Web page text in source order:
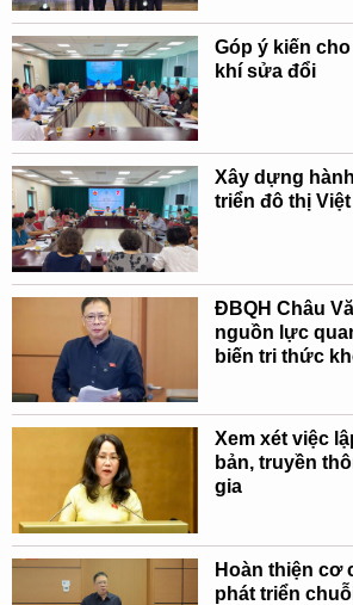
Góp ý kiến
khí sửa đổi
Xây dựng
triển đô thị Việt
ĐBQH Châu
nguồn lực
biến tri thức
Xem xét việc
bản, truyền
gia
Hoàn thiện cơ
phát triển